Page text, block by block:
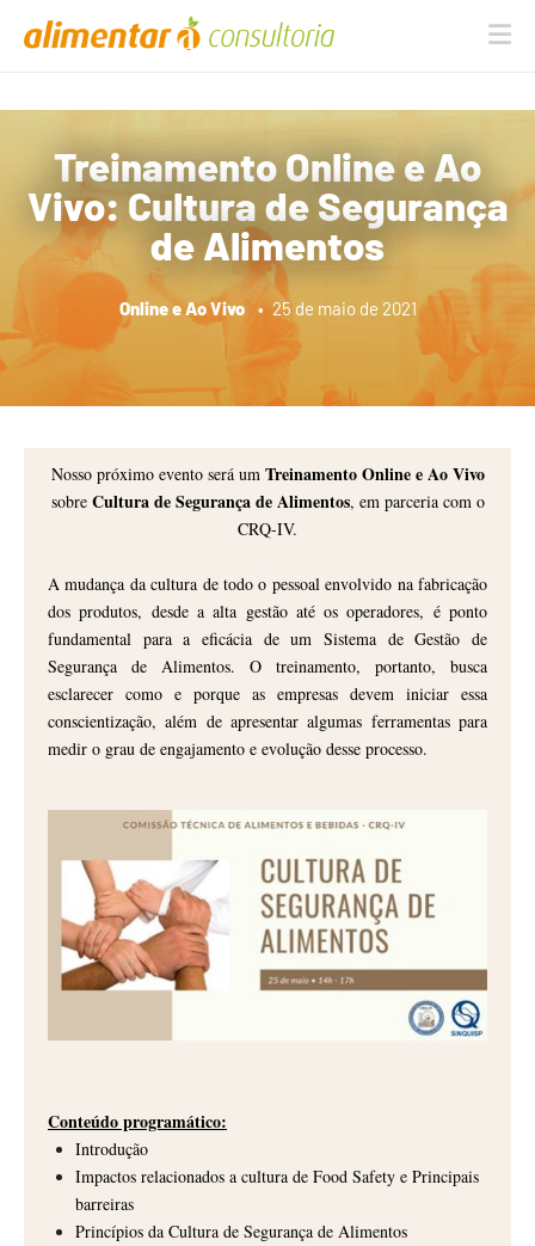
Treinamento Online e Ao
Vivo: Cultura de Segurança
de Alimentos
Online e Ao Vivo • 25 de maio de 2021
Nosso próximo evento será umTreinamento Online e Ao Vivo
sobre Cultura de Segurança de Alimentos, em parceria com o
CRQ-IV.
A mudança da cultura de todo o pessoal envolvido na fabricação
dos produtos, desde a alta gestão até os operadores, é ponto
fundamental para a eficácia de um Sistema de Gestão de
Segurança de Alimentos. O treinamento, portanto, busca
esclarecer como e porque as empresas devem iniciar essa
conscientização, além de apresentar algumas ferramentas para
medir o grau de engajamento e evolução desse processo.
Conteúdo programático:
Introdução
Impactos relacionados a cultura de Food Safety e Principais
barreiras
Princípios da Cultura de Segurança de Alimentos